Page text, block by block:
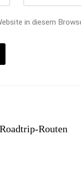
in diesem
Routen